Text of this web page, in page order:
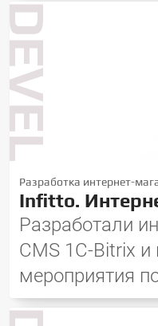
Разработка интернет-
Infitto.
Разработали
CMS 1C-Bitrix и
мероприятия
оптимизации.